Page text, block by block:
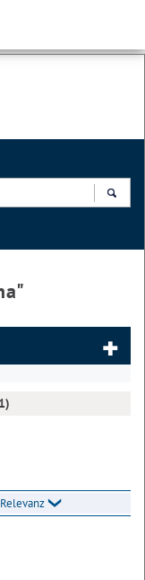
"
Relevanz